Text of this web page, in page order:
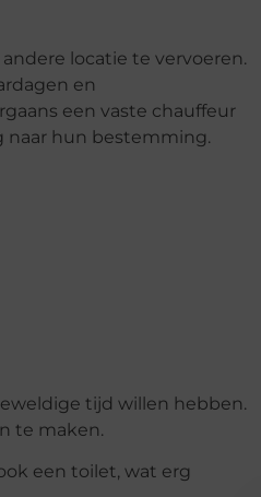
locatie te vervoeren.
en
een vaste chauffeur
naar hun bestemming.
tijd willen hebben.
te maken.
een toilet, wat erg